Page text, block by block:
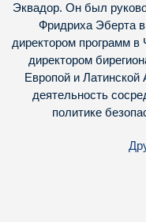
Эквадор. Он был
Фридриха Эберта
директором программ в
директором
Европой и
деятельность
политике